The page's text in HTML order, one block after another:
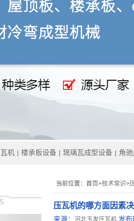
机 楼承板设备 琉璃瓦成型设备 角
当前位置： 首页>技术常识>
压瓦机的哪方面因素
来源： 河北玉发压瓦机 发布